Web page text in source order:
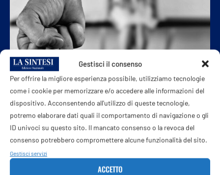
Gestisci il consenso
Per offrire la migliore esperienza possibile, utilizziamo tecnologie
come i cookie per memorizzare e/o accedere alle informazioni del
dispositivo. Acconsentendo all'utilizzo di queste tecnologie,
potremo elaborare dati quali il comportamento di navigazione o gli
ID univoci su questo sito. Il mancato consenso o la revoca del
consenso potrebbero compromettere alcune funzionalità del sito.
Gestisci servizi
ACCETTO
CRONACHE
“Violentata a un diciottesimo”. La denuncia di
una 15enne a Messina
7 Marzo 2026
Lo scorso agosto, durante un diciottesimo in un locale nella
zona nord di Messina, una ragazzina di 15 anni avrebbe